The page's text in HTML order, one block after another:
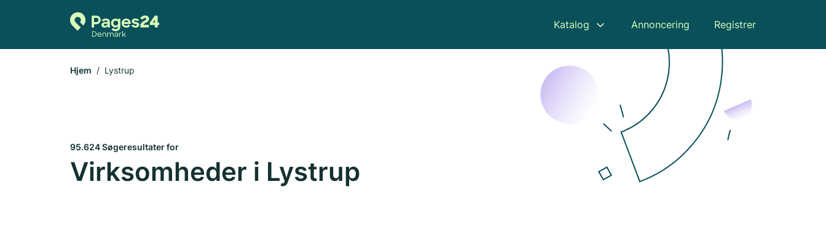
Katalog Annoncering Registrer
Hjem Lystrup
95.624 Søgeresultater for
Virksomheder i Lystrup